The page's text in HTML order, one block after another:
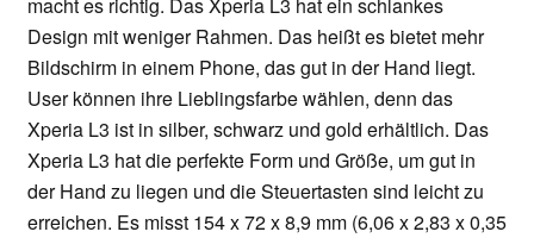
macht es richtig. Das Xperia L3 hat ein schlankes
Design mit weniger Rahmen. Das heißt es bietet mehr
Bildschirm in einem Phone, das gut in der Hand liegt.
User können ihre Lieblingsfarbe wählen, denn das
Xperia L3 ist in silber, schwarz und gold erhältlich. Das
Xperia L3 hat die perfekte Form und Größe, um gut in
der Hand zu liegen und die Steuertasten sind leicht zu
erreichen. Es misst 154 x 72 x 8,9 mm (6,06 x 2,83 x 0,35